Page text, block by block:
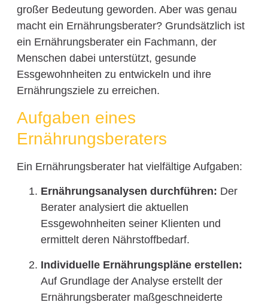
großer Bedeutung geworden. Aber was genau
macht ein Ernährungsberater? Grundsätzlich ist
ein Ernährungsberater ein Fachmann, der
Menschen dabei unterstützt, gesunde
Essgewohnheiten zu entwickeln und ihre
Ernährungsziele zu erreichen.
Aufgaben eines
Ernährungsberaters
Ein Ernährungsberater hat vielfältige Aufgaben:
Ernährungsanalysen durchführen: Der
Berater analysiert die aktuellen
Essgewohnheiten seiner Klienten und
ermittelt deren Nährstoffbedarf.
Individuelle Ernährungspläne erstellen:
Auf Grundlage der Analyse erstellt der
Ernährungsberater maßgeschneiderte